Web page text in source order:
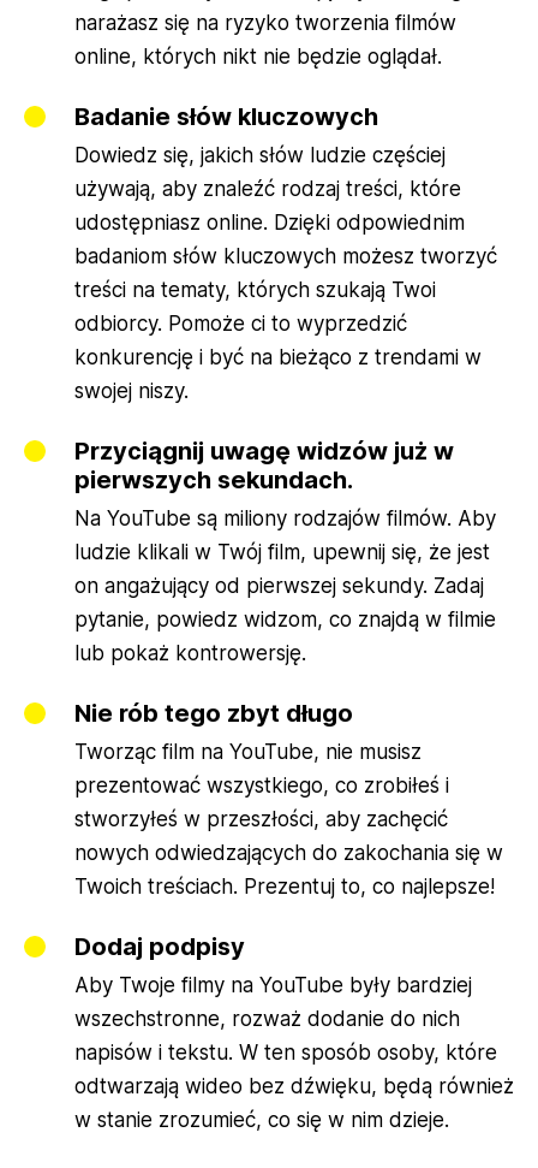
narażasz się na ryzyko tworzenia filmów
online, których nikt nie będzie oglądał.
Badanie słów kluczowych
Dowiedz się, jakich słów ludzie częściej
używają, aby znaleźć rodzaj treści, które
udostępniasz online. Dzięki odpowiednim
badaniom słów kluczowych możesz tworzyć
treści na tematy, których szukają Twoi
odbiorcy. Pomoże ci to wyprzedzić
konkurencję i być na bieżąco z trendami w
swojej niszy.
Przyciągnij uwagę widzów już w
pierwszych sekundach.
Na YouTube są miliony rodzajów filmów. Aby
ludzie klikali w Twój film, upewnij się, że jest
on angażujący od pierwszej sekundy. Zadaj
pytanie, powiedz widzom, co znajdą w filmie
lub pokaż kontrowersję.
Nie rób tego zbyt długo
Tworząc film na YouTube, nie musisz
prezentować wszystkiego, co zrobiłeś i
stworzyłeś w przeszłości, aby zachęcić
nowych odwiedzających do zakochania się w
Twoich treściach. Prezentuj to, co najlepsze!
Dodaj podpisy
Aby Twoje filmy na YouTube były bardziej
wszechstronne, rozważ dodanie do nich
napisów i tekstu. W ten sposób osoby, które
odtwarzają wideo bez dźwięku, będą również
w stanie zrozumieć, co się w nim dzieje.